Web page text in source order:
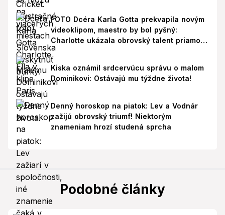
FOTO Dcéra Karla Gotta prekvapila novým
videoklipom, maestro by bol pyšný:
Charlotte ukázala obrovský talent priamo v
Paríži!
Kiska oznámil srdcervúcu správu o malom
Dominikovi: Ostávajú mu týždne života!
Denný horoskop na piatok: Lev a Vodnár
zažijú obrovský triumf! Niektorým
znameniam hrozí studená sprcha
Podobné články